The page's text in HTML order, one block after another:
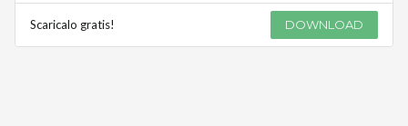
Scaricalo gratis! DOWNLOAD